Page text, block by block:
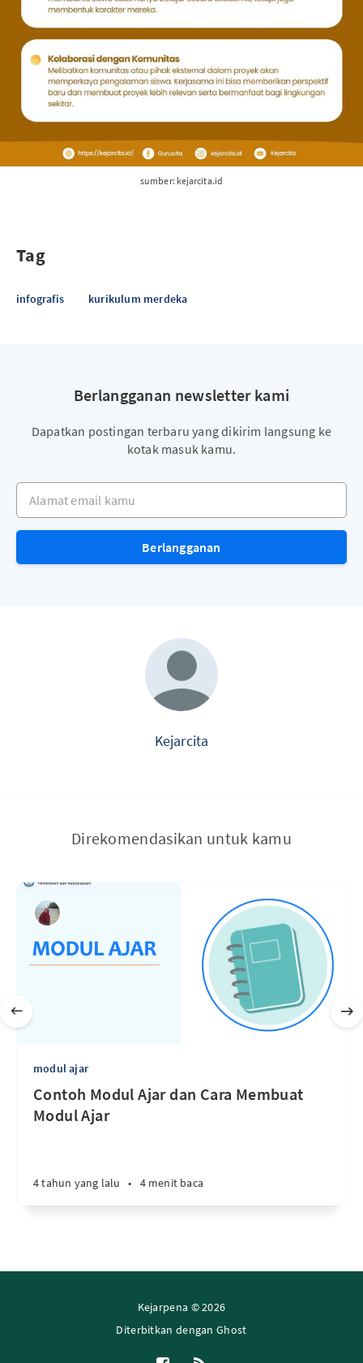
sumber: kejarcita.id
Tag
infografis kurikulum merdeka
Berlangganan newsletter kami
Dapatkan postingan terbaru yang dikirim langsung ke
kotak masuk kamu.
Alamat email kamu
Berlangganan
Kejarcita
Direkomendasikan untuk kamu
modul ajar
Contoh Modul Ajar dan Cara Membuat
Modul Ajar
4 tahun yang lalu • 4 menit baca
Kejarpena © 2026
Diterbitkan denganGhost